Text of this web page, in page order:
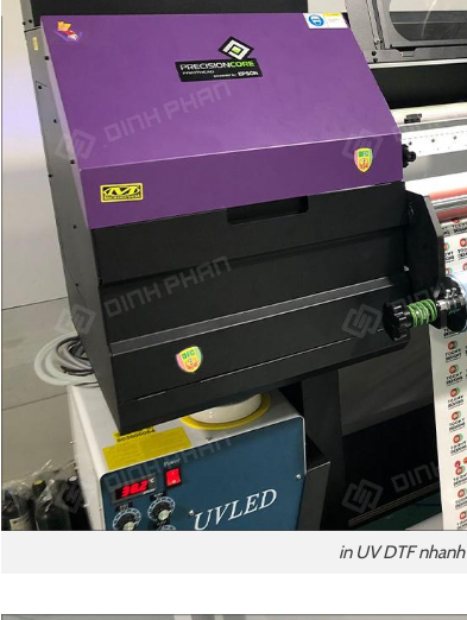
in UV DTF